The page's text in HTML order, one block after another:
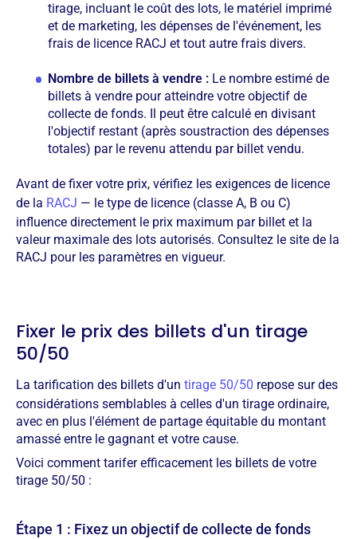
tirage, incluant le coût des lots, le matériel imprimé
et de marketing, les dépenses de l'événement, les
frais de licence RACJ et tout autre frais divers.
Nombre de billets à vendre : Le nombre estimé de
billets à vendre pour atteindre votre objectif de
collecte de fonds. Il peut être calculé en divisant
l'objectif restant (après soustraction des dépenses
totales) par le revenu attendu par billet vendu.
Avant de fixer votre prix, vérifiez les exigences de licence
de la RACJ — le type de licence (classe A, B ou C)
influence directement le prix maximum par billet et la
valeur maximale des lots autorisés. Consultez le site de la
RACJ pour les paramètres en vigueur.
Fixer le prix des billets d'un tirage
50/50
La tarification des billets d'un tirage 50/50 repose sur des
considérations semblables à celles d'un tirage ordinaire,
avec en plus l'élément de partage équitable du montant
amassé entre le gagnant et votre cause.
Voici comment tarifer efficacement les billets de votre
tirage 50/50 :
Étape 1 : Fixez un objectif de collecte de fonds